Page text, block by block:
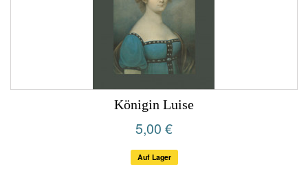
Königin Luise
5,00 €
Auf Lager